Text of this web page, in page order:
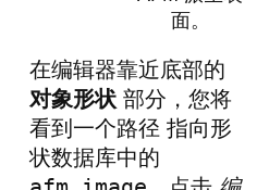
面。
在编辑器靠近底部的
对象形状 部分，您将
看到一个路径 指向形
状数据库中的